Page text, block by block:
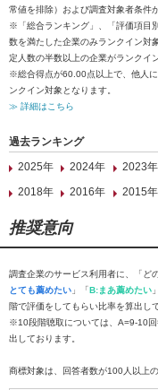
常値を排除）および調査対象者条件
※「総合ランキング」、「評価項目
数を満たした企業のみランクイン対
定人数の半数以上の企業がランクイ
※総合得点が60.00点以上で、他人
ンクイン対象となります。
≫ 詳細はこちら
過去ランキング
2025年
2024年 2023年
2018年
2016年 2015年
推奨意向
調査企業のサービス利用者に、「ど
とても薦めたい 」「B:まあ薦めたい
階で評価をしてもらい比率を算出し
※10段階聴取については、A=9-10
出しております。
商標対象は、回答者数が100人以上の